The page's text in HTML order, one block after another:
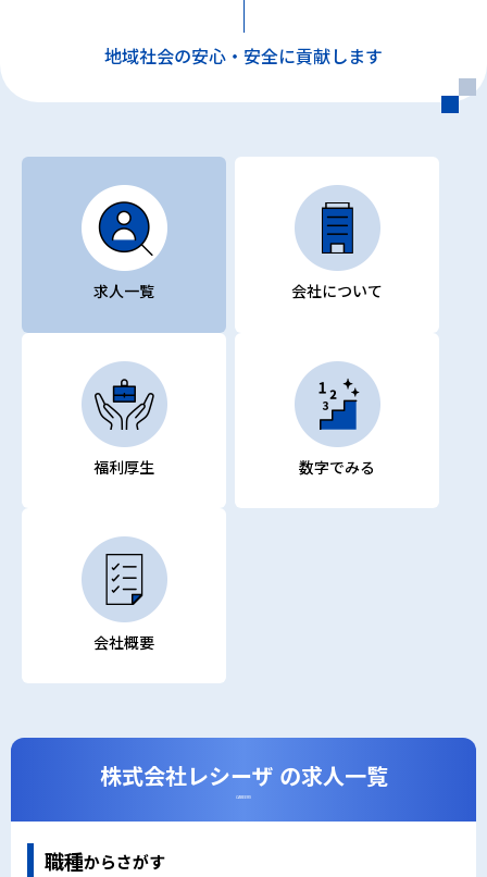
地域社会の安心・安全に貢献します
求人一覧 会社について
福利厚生 数字でみる
会社概要
株式会社レシーザ の求人一覧
CAREERS
職種からさがす